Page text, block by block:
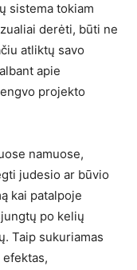
sistema tokiam
derėti, būti ne
atliktų savo
apie
projekto
namuose,
judesio ar būvio
kai patalpoje
po kelių
Taip sukuriamas